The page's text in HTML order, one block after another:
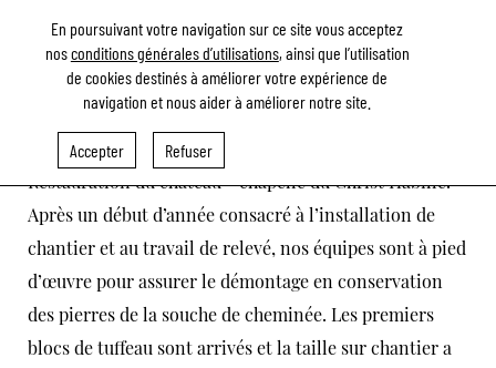
En poursuivant votre navigation sur ce site vous acceptez
nosconditions générales d’utilisations, ainsi que l’utilisation
de cookies destinés à améliorer votre expérience de
navigation et nous aider à améliorer notre site.
Accepter Refuser
CHÂTEAU DE LA BOURGONNIÈRE À BOUZILLÉ (49)
Restauration du château - chapelle du Christ Habillé.
Après un début d’année consacré à l’installation de
chantier et au travail de relevé, nos équipes sont à pied
d’œuvre pour assurer le démontage en conservation
des pierres de la souche de cheminée. Les premiers
blocs de tuffeau sont arrivés et la taille sur chantier a